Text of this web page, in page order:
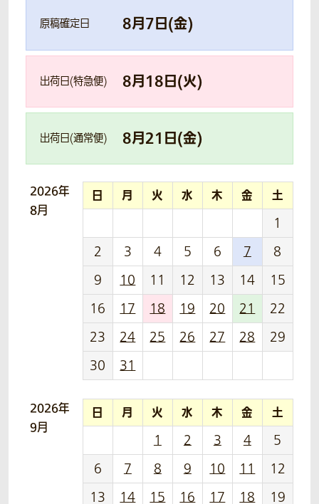
原稿確定日 8月7日(金)
出荷日(特急便) 8月18日(火)
出荷日(通常便) 8月21 日(金)
2026年
8月
日 月 火 水 木 金 土
1
2
3 4 5 6 7
8
9
10 11 12 13 14
15
16
17 18 19 20 21
22
23
24 25 26 27 28
29
30
31
2026年
9月
日 月 火 水 木 金 土
1 2 3 4
5
6
7 8 9 10 11
12
13
14 15 16 17 18
19